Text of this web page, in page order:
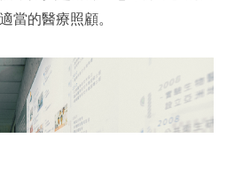
當的醫療照顧。